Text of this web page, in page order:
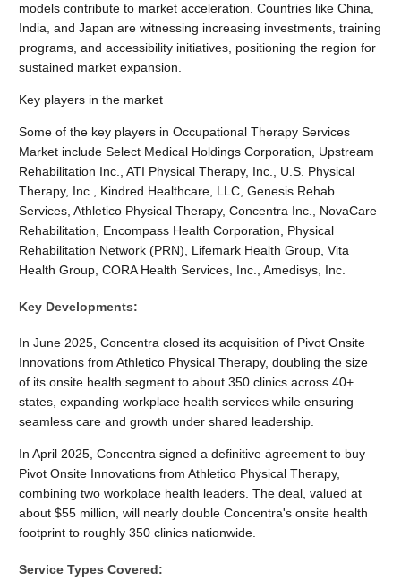
models contribute to market acceleration. Countries like China,
India, and Japan are witnessing increasing investments, training
programs, and accessibility initiatives, positioning the region for
sustained market expansion.
Key players in the market
Some of the key players in Occupational Therapy Services
Market include Select Medical Holdings Corporation, Upstream
Rehabilitation Inc., ATI Physical Therapy, Inc., U.S. Physical
Therapy, Inc., Kindred Healthcare, LLC, Genesis Rehab
Services, Athletico Physical Therapy, Concentra Inc., NovaCare
Rehabilitation, Encompass Health Corporation, Physical
Rehabilitation Network (PRN), Lifemark Health Group, Vita
Health Group, CORA Health Services, Inc., Amedisys, Inc.
Key Developments:
In June 2025, Concentra closed its acquisition of Pivot Onsite
Innovations from Athletico Physical Therapy, doubling the size
of its onsite health segment to about 350 clinics across 40+
states, expanding workplace health services while ensuring
seamless care and growth under shared leadership.
In April 2025, Concentra signed a definitive agreement to buy
Pivot Onsite Innovations from Athletico Physical Therapy,
combining two workplace health leaders. The deal, valued at
about $55 million, will nearly double Concentra's onsite health
footprint to roughly 350 clinics nationwide.
Service Types Covered: